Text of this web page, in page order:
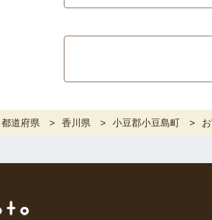
都道府県 香川県 小豆郡小豆島町